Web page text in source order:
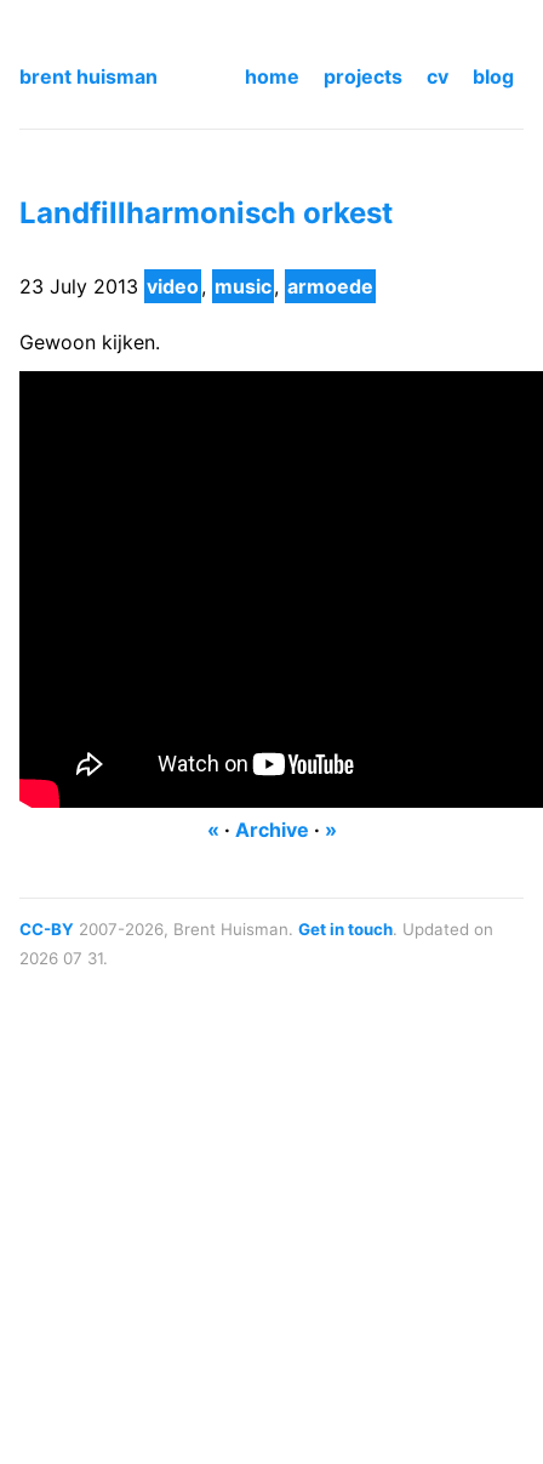
brent huisman home projects cv blog
Landfillharmonisch orkest
23 July 2013 video, music, armoede
Gewoon kijken.
« · Archive · »
CC-BY 2007-2026, Brent Huisman. Get in touch. Updated on
2026 07 31.